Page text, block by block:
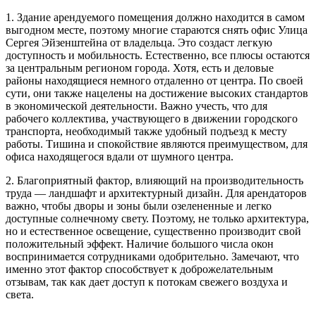
1. Здание арендуемого помещения должно находится в самом
выгодном месте, поэтому многие стараются снять офис Улица
Сергея Эйзенштейна от владельца. Это создаст легкую
доступность и мобильность. Естественно, все плюсы остаются
за центральным регионом города. Хотя, есть и деловые
районы находящиеся немного отдаленно от центра. По своей
сути, они также нацелены на достижение высоких стандартов
в экономической деятельности. Важно учесть, что для
рабочего коллектива, участвующего в движении городского
транспорта, необходимый также удобный подъезд к месту
работы. Тишина и спокойствие являются преимуществом, для
офиса находящегося вдали от шумного центра.
2. Благоприятный фактор, влияющий на производительность
труда — ландшафт и архитектурный дизайн. Для арендаторов
важно, чтобы дворы и зоны были озелененные и легко
доступные солнечному свету. Поэтому, не только архитектура,
но и естественное освещение, существенно производит свой
положительный эффект. Наличие большого числа окон
воспринимается сотрудниками одобрительно. Замечают, что
именно этот фактор способствует к доброжелательным
отзывам, так как дает доступ к потокам свежего воздуха и
света.